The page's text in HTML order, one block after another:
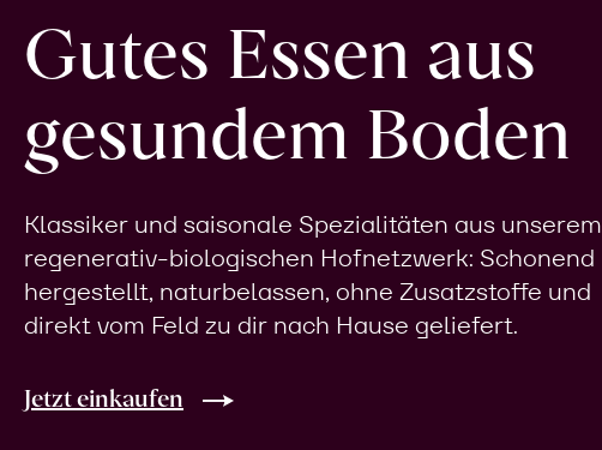
Gutes Essen aus
gesundem Boden
Klassiker und saisonale Spezialitäten aus unserem
regenerativ-biologischen Hofnetzwerk: Schonend
hergestellt, naturbelassen, ohne Zusatzstoffe und
direkt vom Feld zu dir nach Hause geliefert.
Jetzt einkaufen